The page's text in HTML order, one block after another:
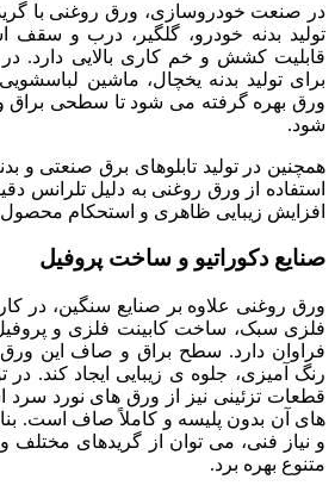
تولید بدنه خودرو، گلگیر، درب و سقف
قابلیت کشش و خم کاری بالایی دارد.
برای تولید بدنه یخچال، ماشین
ورق بهره گرفته می شود تا سطحی براق
شود.
همچنین در تولید تابلوهای برق صنعتی و
استفاده از ورق روغنی به دلیل تلرانس
افزایش زیبایی ظاهری و استحکام
صنایع دکوراتیو و ساخت پروفیل
ورق روغنی علاوه بر صنایع سنگین، در
فلزی سبک، ساخت کابینت فلزی و
فراوان دارد. سطح براق و صاف این
رنگ آمیزی، جلوه ی زیبایی ایجاد کند. در
قطعات تزئینی نیز از ورق های نورد سرد
های آن بدون پلیسه و کاملاً صاف است.
و نیاز فنی، می توان از گریدهای مختلف
متنوع بهره برد.